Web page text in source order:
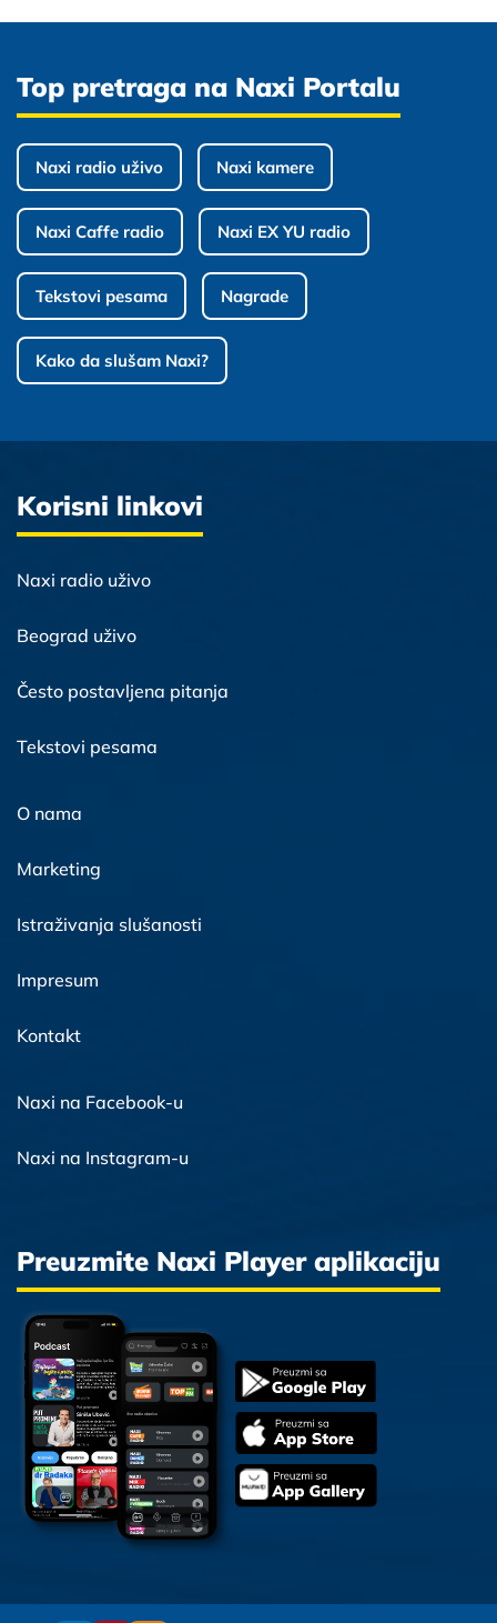
Top pretraga na Naxi Portalu
Naxi radio uživo Naxi kamere
Naxi Caffe radio Naxi EX YU radio
Tekstovi pesama Nagrade
Kako da slušam Naxi?
Korisni linkovi
Naxi radio uživo
Beograd uživo
Često postavljena pitanja
Tekstovi pesama
O nama
Marketing
Istraživanja slušanosti
Impresum
Kontakt
Naxi na Facebook-u
Naxi na Instagram-u
Preuzmite Naxi Player aplikaciju